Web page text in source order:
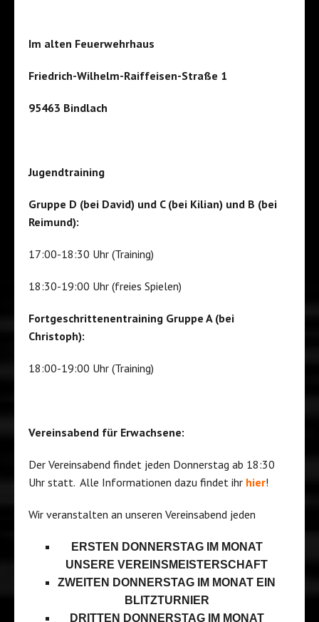
Im alten Feuerwehrhaus
Friedrich-Wilhelm-Raiffeisen-Straße 1
95463 Bindlach
Jugendtraining
Gruppe D (bei David) und C (bei Kilian) und B (bei
Reimund):
17:00-18:30 Uhr (Training)
18:30-19:00 Uhr (freies Spielen)
Fortgeschrittenentraining Gruppe A (bei
Christoph):
18:00-19:00 Uhr (Training)
Vereinsabend für Erwachsene:
Der Vereinsabend findet jeden Donnerstag ab 18:30
Uhr statt. Alle Informationen dazu findet ihr hier!
Wir veranstalten an unseren Vereinsabend jeden
ERSTEN DONNERSTAG IM MONAT
UNSERE VEREINSMEISTERSCHAFT
ZWEITEN DONNERSTAG IM MONAT EIN
BLITZTURNIER
DRITTEN DONNERSTAG IM MONAT